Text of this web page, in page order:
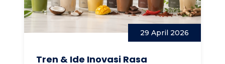
Tren & Ide Inovasi Rasa
29 April 2026